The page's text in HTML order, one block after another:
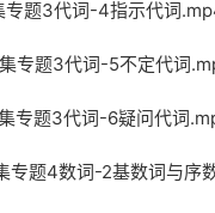
专题3代词-4指示代词
专题3代词-5不定代词
专题3代词-6疑问代词
专题4数词-2基数词与序